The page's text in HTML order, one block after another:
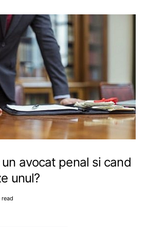
avocat penal si cand
unul?